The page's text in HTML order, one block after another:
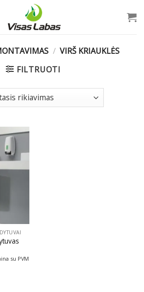
/ VIRŠ KRIAUKLĖS
FILTRUOTI
su PVM